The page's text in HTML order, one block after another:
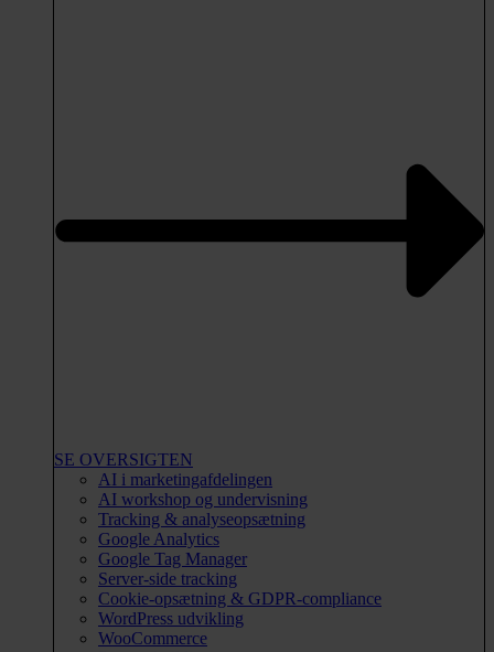
SE OVERSIGTEN
AI i marketingafdelingen
AI workshop og undervisning
Tracking & analyseopsætning
Google Analytics
Google Tag Manager
Server-side tracking
Cookie-opsætning & GDPR-compliance
WordPress udvikling
WooCommerce